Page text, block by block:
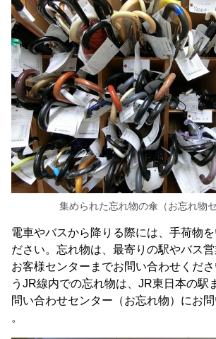
集められた忘れ物の傘（お忘れ物セ
電車やバスから降りる際には、手荷物を
ださい。忘れ物は、最寄りの駅やバス
お客様センターまでお問い合わせくだ
うJR線内での忘れ物は、JR東日本の駅
問い合わせセンター（お忘れ物）にお
。